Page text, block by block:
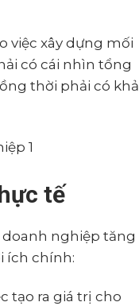
việc xây dựng mối
có cái nhìn tổng
thời phải có khả
tế
nghiệp tăng
ích chính:
tạo ra giá trị cho